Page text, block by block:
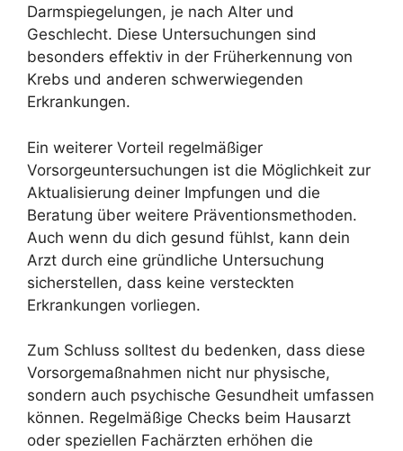
Darmspiegelungen, je nach Alter und
Geschlecht. Diese Untersuchungen sind
besonders effektiv in der Früherkennung von
Krebs und anderen schwerwiegenden
Erkrankungen.
Ein weiterer Vorteil regelmäßiger
Vorsorgeuntersuchungen ist die Möglichkeit zur
Aktualisierung deiner Impfungen und die
Beratung über weitere Präventionsmethoden.
Auch wenn du dich gesund fühlst, kann dein
Arzt durch eine gründliche Untersuchung
sicherstellen, dass keine versteckten
Erkrankungen vorliegen.
Zum Schluss solltest du bedenken, dass diese
Vorsorgemaßnahmen nicht nur physische,
sondern auch psychische Gesundheit umfassen
können. Regelmäßige Checks beim Hausarzt
oder speziellen Fachärzten erhöhen die